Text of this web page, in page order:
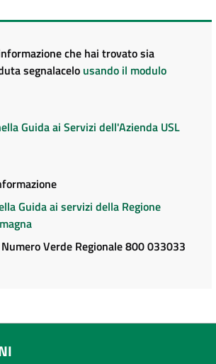
che hai trovato sia
segnalacelo usando il modulo
Guida ai Servizi dell'Azienda USL
Guida ai servizi della Regione
Verde Regionale 800 033033